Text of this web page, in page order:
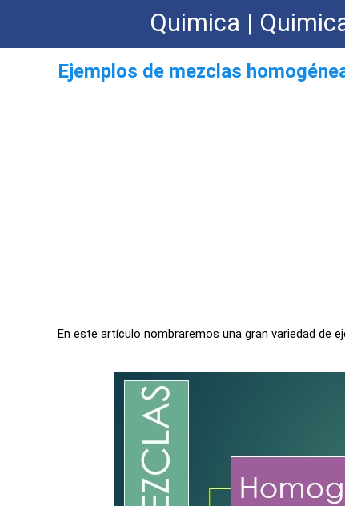
Quimica |
Ejemplos de mezclas
En este artículo nombraremos una gran variedad de